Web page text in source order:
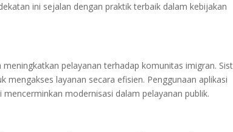
ini sejalan dengan praktik terbaik dalam kebijakan
pelayanan terhadap komunitas imigran.
layanan secara efisien. Penggunaan aplikasi
modernisasi dalam pelayanan publik.